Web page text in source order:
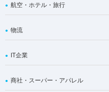
航空・ホテル・旅行
物流
IT企業
商社・スーパー・アパレル